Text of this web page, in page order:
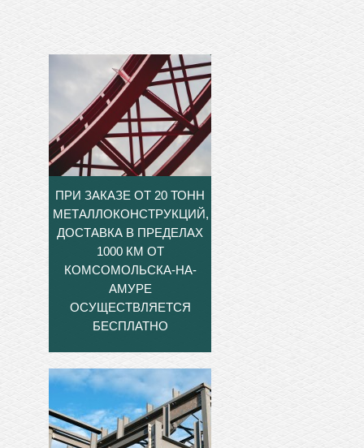
ПРИ ЗАКАЗЕ ОТ 20 ТОНН
МЕТАЛЛОКОНСТРУКЦИЙ,
ДОСТАВКА В ПРЕДЕЛАХ
1000 КМ ОТ
КОМСОМОЛЬСКА-НА-
АМУРЕ
ОСУЩЕСТВЛЯЕТСЯ
БЕСПЛАТНО